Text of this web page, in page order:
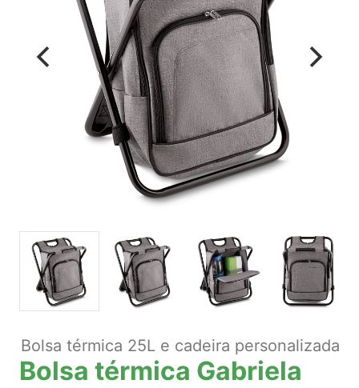
Bolsa térmica 25L e cadeira personalizada
Bolsa térmica Gabriela